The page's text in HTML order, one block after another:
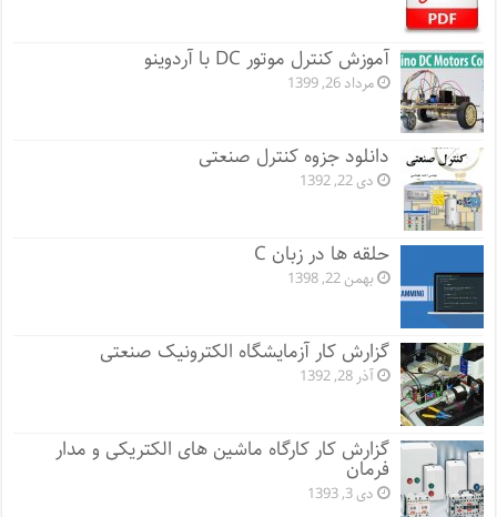
آموزش کنترل موتور DC با آردوینو
مرداد 26, 1399
دانلود جزوه کنترل صنعتی
دی 22, 1392
حلقه ها در زبان C
بهمن 22, 1398
گزارش کار آزمایشگاه الکترونیک صنعتی
آذر 28, 1392
گزارش کار کارگاه ماشین های الکتریکی و مدار
فرمان
دی 3, 1393